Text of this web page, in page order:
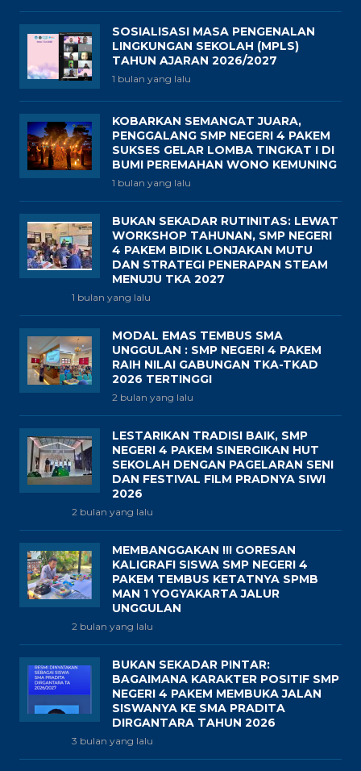
SOSIALISASI MASA PENGENALAN
LINGKUNGAN SEKOLAH (MPLS)
TAHUN AJARAN 2026/2027
1 bulan yang lalu
KOBARKAN SEMANGAT JUARA,
PENGGALANG SMP NEGERI 4 PAKEM
SUKSES GELAR LOMBA TINGKAT I DI
BUMI PEREMAHAN WONO KEMUNING
1 bulan yang lalu
BUKAN SEKADAR RUTINITAS: LEWAT
WORKSHOP TAHUNAN, SMP NEGERI
4 PAKEM BIDIK LONJAKAN MUTU
DAN STRATEGI PENERAPAN STEAM
MENUJU TKA 2027
1 bulan yang lalu
MODAL EMAS TEMBUS SMA
UNGGULAN : SMP NEGERI 4 PAKEM
RAIH NILAI GABUNGAN TKA-TKAD
2026 TERTINGGI
2 bulan yang lalu
LESTARIKAN TRADISI BAIK, SMP
NEGERI 4 PAKEM SINERGIKAN HUT
SEKOLAH DENGAN PAGELARAN SENI
DAN FESTIVAL FILM PRADNYA SIWI
2026
2 bulan yang lalu
MEMBANGGAKAN !!! GORESAN
KALIGRAFI SISWA SMP NEGERI 4
PAKEM TEMBUS KETATNYA SPMB
MAN 1 YOGYAKARTA JALUR
UNGGULAN
2 bulan yang lalu
BUKAN SEKADAR PINTAR:
BAGAIMANA KARAKTER POSITIF SMP
NEGERI 4 PAKEM MEMBUKA JALAN
SISWANYA KE SMA PRADITA
DIRGANTARA TAHUN 2026
3 bulan yang lalu